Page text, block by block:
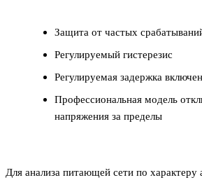
Защита от частых
Регулируемый гистерезис
Регулируемая задержка
Профессиональная модель
напряжения за пределы
Для анализа питающей сети по характеру